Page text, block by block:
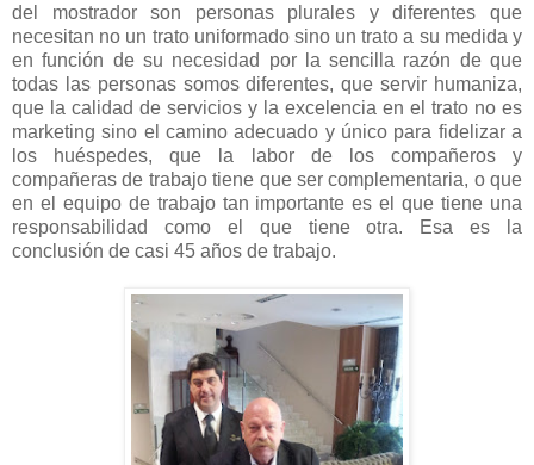
del mostrador son personas plurales y diferentes que
necesitan no un trato uniformado sino un trato a su medida y
en función de su necesidad por la sencilla razón de que
todas las personas somos diferentes, que servir humaniza,
que la calidad de servicios y la excelencia en el trato no es
marketing sino el camino adecuado y único para fidelizar a
los huéspedes, que la labor de los compañeros y
compañeras de trabajo tiene que ser complementaria, o que
en el equipo de trabajo tan importante es el que tiene una
responsabilidad como el que tiene otra. Esa es la
conclusión de casi 45 años de trabajo.